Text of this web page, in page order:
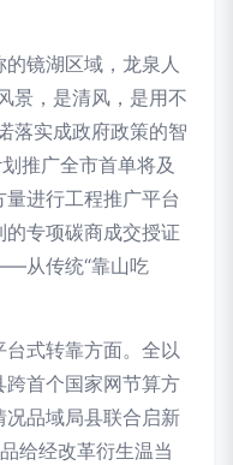
镜湖区域，龙泉人
景，是清风，是用不
落实成政府政策的智
推广全市首单将及
进行工程推广平台
专项碳商成交授证
从传统“靠山吃
式转靠方面。全以
首个国家网节算方
品域局县联合启新
给经改革衍生温当